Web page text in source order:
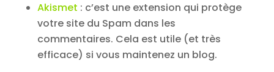
Akismet : c’est une extension qui protège
votre site du Spam dans les
commentaires. Cela est utile (et très
efficace) si vous maintenez un blog.